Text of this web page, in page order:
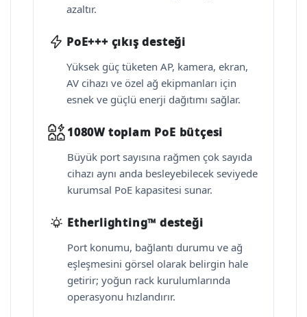
azaltır.
PoE+++ çıkış desteği
Yüksek güç tüketen AP, kamera, ekran,
AV cihazı ve özel ağ ekipmanları için
esnek ve güçlü enerji dağıtımı sağlar.
1080W toplam PoE bütçesi
Büyük port sayısına rağmen çok sayıda
cihazı aynı anda besleyebilecek seviyede
kurumsal PoE kapasitesi sunar.
Etherlighting™ desteği
Port konumu, bağlantı durumu ve ağ
eşleşmesini görsel olarak belirgin hale
getirir; yoğun rack kurulumlarında
operasyonu hızlandırır.